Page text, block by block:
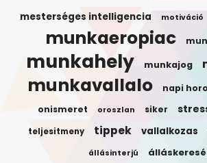
mesterséges intelligencia motiváció
munkaeropiac
munkahely munkajog
munkavallalo napi
onismeret oroszlan siker
teljesitmeny tippek vallalkozas
állásinterjú